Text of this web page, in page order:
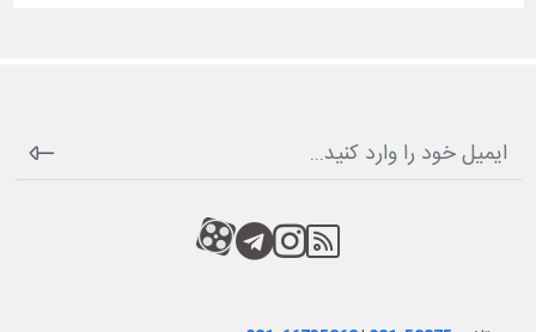
RSS
کانال آپارات
کانال تلگرام
کانال آپارات